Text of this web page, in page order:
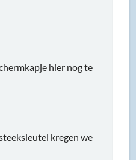
hier nog te
kregen we